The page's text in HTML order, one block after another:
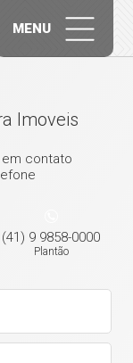
MENU
Imoveis
contato
(41) 9 9858-0000
Plantão